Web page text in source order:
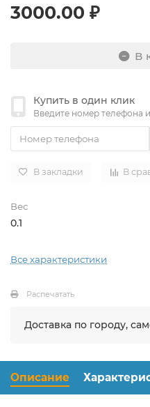
3000.00 ₽
В
Купить в один клик
Введите номер телефона
В закладки В
Вес
0.1
Все характеристики
Распечатать
Доставка по городу,
Описание